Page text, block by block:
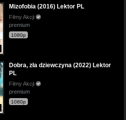
Mizofobia (2016) Lektor PL
Filmy Akcji
premium
1080p
Dobra, zła dziewczyna (2022) Lektor
PL
Filmy Akcji
premium
1080p